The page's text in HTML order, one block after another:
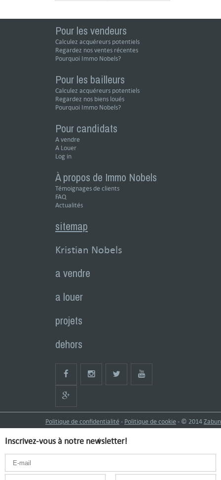
Pour les vendeurs
Calculez acquéreurs potentiels
Regardez nos ventes récentes
Pourquoi Immo Nobels?
Pour les bailleurs
Calculez acquéreurs potentiels
Regardez nos biens loués
Pourquoi Immo Nobels?
Pour candidats
A vendre
A Louer
Log in
À propos de Immo Nobels
Témoignages de clients
FAQ
Actualités
sitemap
Kristian Nobels
a vendre
a louer
projets
dehors
Politique de confidentialité- Politique de cookie- © 2014Zabun
Inscrivez-vous à notre newsletter!